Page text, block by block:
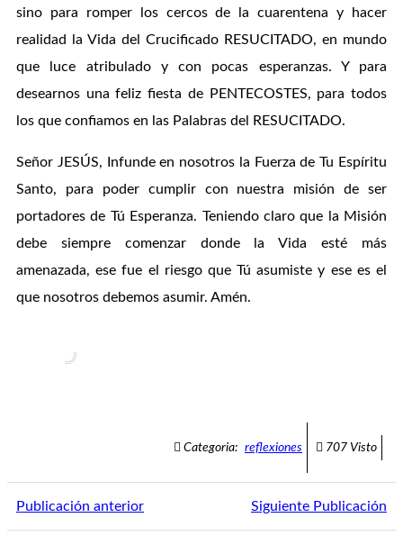
sino para romper los cercos de la cuarentena y hacer
realidad la Vida del Crucificado RESUCITADO, en mundo
que luce atribulado y con pocas esperanzas. Y para
desearnos una feliz fiesta de PENTECOSTES, para todos
los que confiamos en las Palabras del RESUCITADO.
Señor JESÚS, Infunde en nosotros la Fuerza de Tu Espíritu
Santo, para poder cumplir con nuestra misión de ser
portadores de Tú Esperanza. Teniendo claro que la Misión
debe siempre comenzar donde la Vida esté más
amenazada, ese fue el riesgo que Tú asumiste y ese es el
que nosotros debemos asumir. Amén.
Categoria: reflexiones 707 Visto
Publicación anterior Siguiente Publicación